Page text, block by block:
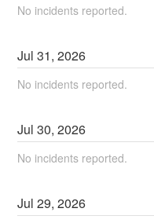
No incidents reported.
Jul31,2026
No incidents reported.
Jul30,2026
No incidents reported.
Jul29,2026